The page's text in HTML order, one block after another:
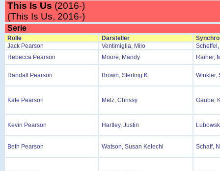
This Is Us (2016-)
(This Is Us, 2016-)
Serie
Rolle Darsteller
Jack Pearson
Ventimiglia, Milo
Rebecca Pearson
Moore, Mandy Rainer,
Randall Pearson Brown, Sterling K. Winkler,
Kate Pearson Metz, Chrissy Gaube,
Kevin Pearson Hartley, Justin
Beth Pearson Watson, Susan Kelechi Schaff,